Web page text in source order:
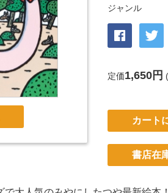
ジャンル
定価1,650円
カート
書店在